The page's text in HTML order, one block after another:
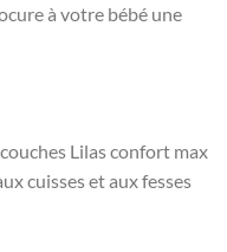
à votre bébé une
Lilas confort max
cuisses et aux fesses